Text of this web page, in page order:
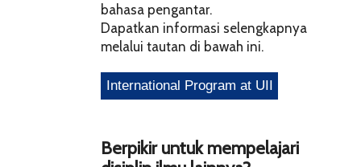
bahasa pengantar.
Dapatkan informasi selengkapnya
melalui tautan di bawah ini.
Berpikir untuk mempelajari